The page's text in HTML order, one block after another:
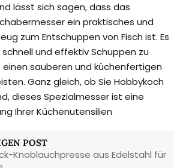
lässt sich sagen, dass das
ein praktisches und
zum Entschuppen von Fisch ist. Es
und effektiv Schuppen zu
sauberen und küchenfertigen
Ganz gleich, ob Sie Hobbykoch
dieses Spezialmesser ist eine
Ihrer Küchenutensilien
POST
Knoblauchpresse aus Edelstahl für